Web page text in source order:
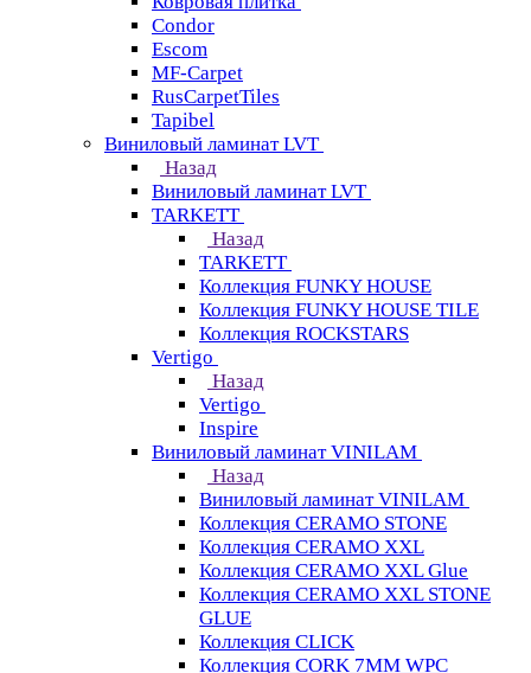
Condor
Escom
MF-Carpet
RusCarpetTiles
Tapibel
Виниловый ламинат LVT
Назад
Виниловый ламинат LVT
TARKETT
Назад
TARKETT
Коллекция FUNKY HOUSE
Коллекция FUNKY HOUSE TILE
Коллекция ROCKSTARS
Vertigo
Назад
Vertigo
Inspire
Виниловый ламинат VINILAM
Назад
Виниловый ламинат VINILAM
Коллекция CERAMO STONE
Коллекция CERAMO XXL
Коллекция CERAMO XXL Glue
Коллекция CERAMO XXL STONE
GLUE
Коллекция CLICK
Коллекция CORK 7MM WPC